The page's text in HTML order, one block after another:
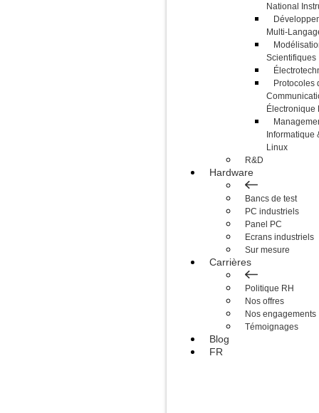
National
Multi-
Scientifiques
Protocoles
Électronique
Informatique
Linux
R&D
Hardware
Bancs de test
PC industriels
Panel PC
Ecrans industriels
Sur mesure
Carrières
Politique RH
Nos offres
Nos engagements
Témoignages
Blog
FR